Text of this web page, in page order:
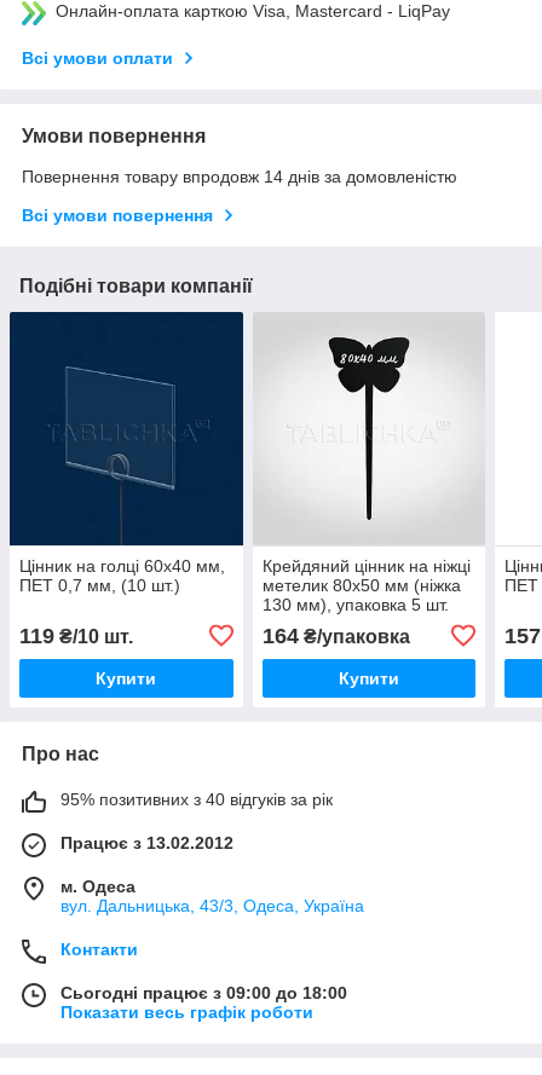
Онлайн-оплата карткою Visa, Mastercard - LiqPay
Всі умови оплати
Умови повернення
Повернення товару впродовж 14 днів за домовленістю
Всі умови повернення
Подібні товари компанії
Цінник на голці 60х40 мм,
ПЕТ 0,7 мм, (10 шт.)
119 ₴/10 шт.
Купити
Крейдяний цінник на ніжці
метелик 80х50 мм (ніжка
130 мм), упаковка 5 шт.
164₴/упаковка
Купити
ПЕТ
157
Про нас
95% позитивних з 40 відгуків за рік
Працює з 13.02.2012
м. Одеса
вул. Дальницька, 43/3, Одеса, Україна
Контакти
Сьогодні працює з 09:00 до 18:00
Показати весь графік роботи